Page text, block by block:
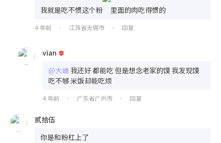
我就是吃不惯这个粉 里面的肉吃得惯的
4 年前 • 江苏省无锡市 • 回复
vian
@大峰 我还好 都能吃 但是想念老家的馍 我发现馍
吃不够 米饭却能吃烦
4 年前 • 广东省广州市 • 回复
贰拾伍
你是和粉杠上了